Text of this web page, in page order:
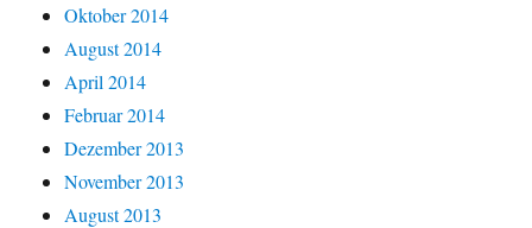
Oktober 2014
August 2014
April 2014
Februar 2014
Dezember 2013
November 2013
August 2013